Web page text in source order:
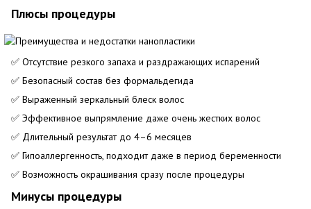
Плюсы процедуры
✅ Отсутствие резкого запаха и раздражающих испарений
✅ Безопасный состав без формальдегида
✅ Выраженный зеркальный блеск волос
✅ Эффективное выпрямление даже очень жестких волос
✅ Длительный результат до 4–6 месяцев
✅ Гипоаллергенность, подходит даже в период беременности
✅ Возможность окрашивания сразу после процедуры
Минусы процедуры